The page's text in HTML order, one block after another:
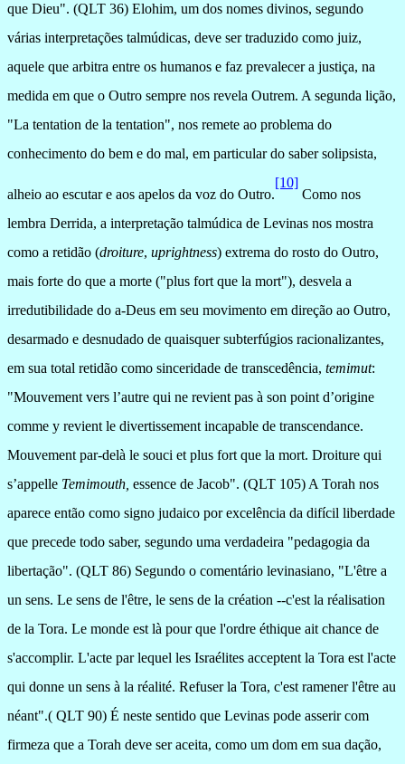
que Dieu". (QLT 36) Elohim, um dos nomes divinos, segundo
várias interpretações talmúdicas, deve ser traduzido como juiz,
aquele que arbitra entre os humanos e faz prevalecer a justiça, na
medida em que o Outro sempre nos revela Outrem. A segunda lição,
"La tentation de la tentation", nos remete ao problema do
conhecimento do bem e do mal, em particular do saber solipsista,
alheio ao escutar e aos apelos da voz do Outro.
[10]
Como nos
lembra Derrida, a interpretação talmúdica de Levinas nos mostra
como a retidão (droiture, uprightness) extrema do rosto do Outro,
mais forte do que a morte ("plus fort que la mort"), desvela a
irredutibilidade do a-Deus em seu movimento em direção ao Outro,
desarmado e desnudado de quaisquer subterfúgios racionalizantes,
em sua total retidão como sinceridade de transcedência, temimut:
"Mouvement vers l’autre qui ne revient pas à son point d’origine
comme y revient le divertissement incapable de transcendance.
Mouvement par-delà le souci et plus fort que la mort. Droiture qui
s’appelle Temimouth essence de Jacob". (QLT 105) A Torah nos
aparece então como signo judaico por excelência da difícil liberdade
que precede todo saber, segundo uma verdadeira "pedagogia da
libertação". (QLT 86) Segundo o comentário levinasiano, "L'être a
un sens. Le sens de l'être, le sens de la création --c'est la réalisation
de la Tora. Le monde est là pour que l'ordre éthique ait chance de
s'accomplir. L'acte par lequel les Israélites acceptent la Tora est l'acte
qui donne un sens à la réalité. Refuserla Tora, c'est ramener l'être au
néant".( QLT 90) É neste sentido que Levinas pode asserir com
firmeza que a Torah deve ser aceita, como um dom em sua dação,